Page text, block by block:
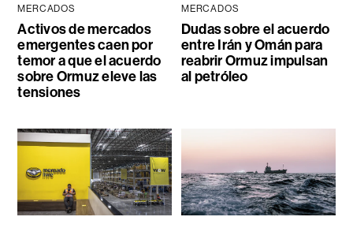
MERCADOS
Activos de mercados
emergentes caen por
temor a que el acuerdo
sobre Ormuz eleve las
tensiones
MERCADOS
Dudas sobre el acuerdo
entre Irán y Omán para
reabrir Ormuz impulsan
al petróleo